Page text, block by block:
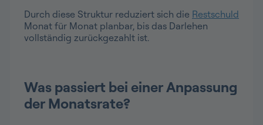
Durch diese Struktur reduziert sich die Restschuld
Monat für Monat planbar, bis das Darlehen
vollständig zurückgezahlt ist.
Was passiert bei einer Anpassung
der Monatsrate?